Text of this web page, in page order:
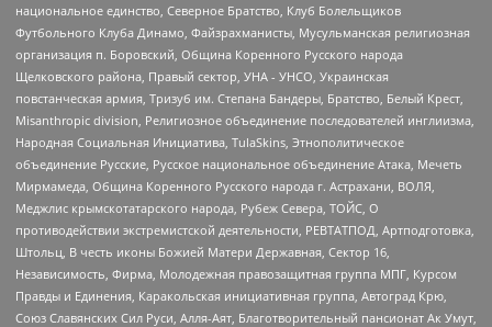
национальное единство, Северное Братство, Клуб Болельщиков
Футбольного Клуба Динамо, Файзрахманисты, Мусульманская религиозная
организация п. Боровский, Община Коренного Русского народа
Щелковского района, Правый сектор, УНА - УНСО, Украинская
повстанческая армия, Тризуб им. Степана Бандеры, Братство, Белый Крест,
Misanthropic division, Религиозное объединение последователей инглиизма,
Народная Социальная Инициатива, TulaSkins, Этнополитическое
объединение Русские, Русское национальное объединение Атака, Мечеть
Мирмамеда, Община Коренного Русского народа г. Астрахани, ВОЛЯ,
Меджлис крымскотатарского народа, Рубеж Севера, ТОЙС, О
противодействии экстремистской деятельности, РЕВТАТПОД, Артподготовка,
Штольц, В честь иконы Божией Матери Державная, Сектор 16,
Независимость, Фирма, Молодежная правозащитная группа МПГ, Курсом
Правды и Единения, Каракольская инициативная группа, Автоград Крю,
Союз Славянских Сил Руси, Алля-Аят, Благотворительный пансионат Ак Умут,